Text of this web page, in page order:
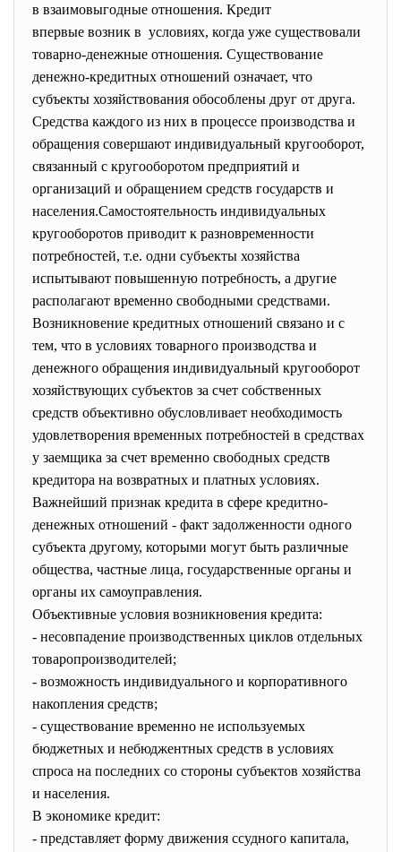
в взаимовыгодные отношения. Кредит
впервые возник в условиях, когда уже существовали
товарно-денежные отношения. Существование
денежно-кредитных отношений означает, что
субъекты хозяйствования обособлены друг от друга.
Средства каждого из них в процессе производства и
обращения совершают индивидуальный кругооборот,
связанный с кругооборотом предприятий и
организаций и обращением средств государств и
населения.Самостоятельность индивидуальных
кругооборотов приводит к разновременности
потребностей, т.е. одни субъекты хозяйства
испытывают повышенную потребность, а другие
располагают временно свободными средствами.
Возникновение кредитных отношений связано и с
тем, что в условиях товарного производства и
денежного обращения индивидуальный кругооборот
хозяйствующих субъектов за счет собственных
средств объективно обусловливает необходимость
удовлетворения временных потребностей в средствах
у заемщика за счет временно свободных средств
кредитора на возвратных и платных условиях.
Важнейший признак кредита в сфере кредитно-
денежных отношений - факт задолженности одного
субъекта другому, которыми могут быть различные
общества, частные лица, государственные органы и
органы их самоуправления.
Объективные условия возникновения кредита:
- несовпадение производственных циклов отдельных
товаропроизводителей;
- возможность индивидуального и корпоративного
накопления средств;
- существование временно не используемых
бюджетных и небюджентных средств в условиях
спроса на последних со стороны субъектов хозяйства
и населения.
В экономике кредит:
- представляет форму движения ссудного капитала,